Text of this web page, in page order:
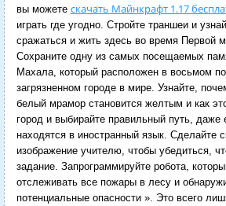
вы можете скачать Майнкрафт 1.17
играть где угодно. Стройте траншеи и
сражаться и жить здесь во время Первой
Сохраните одну из самых посещаемых
Махала, который расположен в восьмом
загрязненном городе в мире. Узнайте,
белый мрамор становится желтым и как
город и выбирайте правильный путь, даже
находятся в иностранный язык. Сделайте
изображение учителю, чтобы убедиться,
задание. Запрограммируйте робота,
отслеживать все пожары в лесу и
потенциальные опасности ». Это всего